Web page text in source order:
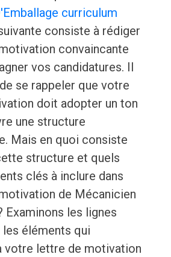
curriculum
consiste à rédiger
convaincante
vos candidatures. Il
se rappeler que votre
doit adopter un ton
une structure
Mais en quoi consiste
structure et quels
clés à inclure dans
de Mécanicien
Examinons les lignes
éléments qui
votre lettre de motivation